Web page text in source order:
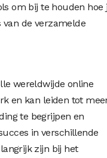
om bij te houden hoe
van de verzamelde
wereldwijde online
en kan leiden tot
te begrijpen en
in verschillende
zijn bij het